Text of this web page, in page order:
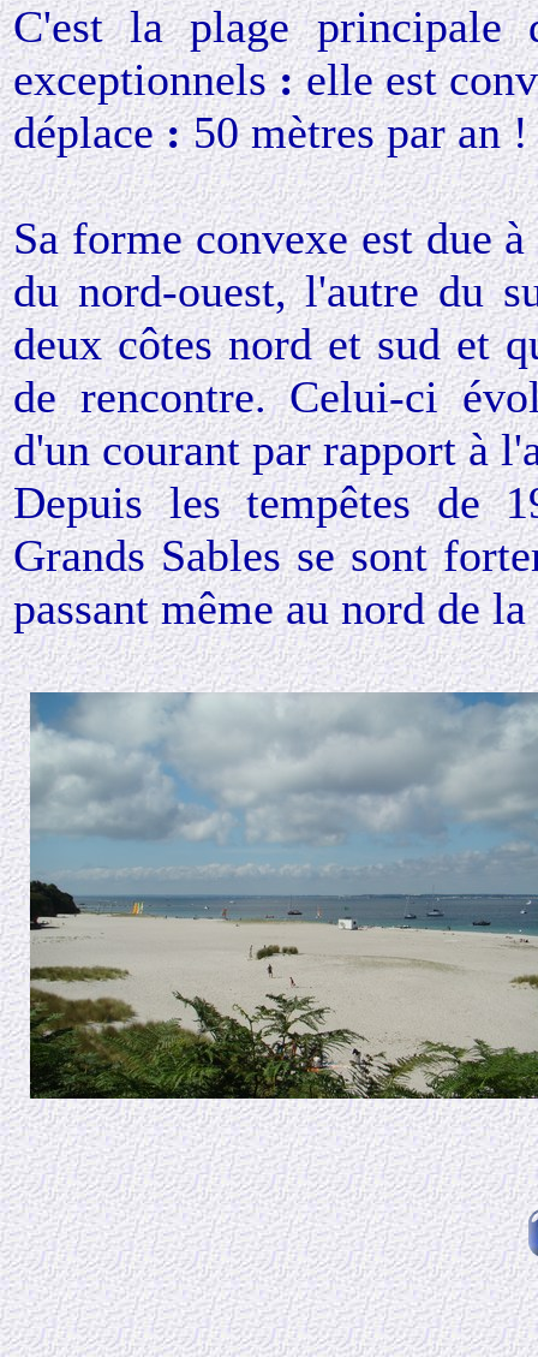
C'est la plage principale
exceptionnels:elle est
déplace:50 mètres par an !
Sa forme convexe est due
du nord-ouest, l'autre du
deux côtes nord et sud et
de rencontre. Celui-ci
d'un courant par rapport à
Depuis les tempêtes de
Grands Sables se sont
passant même au nord de